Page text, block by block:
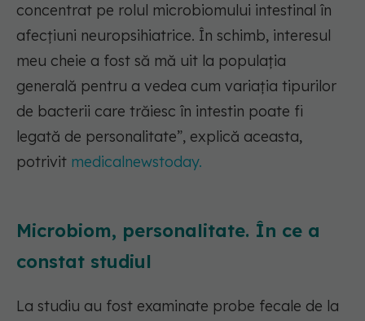
concentrat pe rolul microbiomului intestinal în
afecțiuni neuropsihiatrice. În schimb, interesul
meu cheie a fost să mă uit la populația
generală pentru a vedea cum variația tipurilor
de bacterii care trăiesc în intestin poate fi
legată de personalitate”, explică aceasta,
potrivit medicalnewstoday.
Microbiom, personalitate. În ce a
constat studiul
La studiu au fost examinate probe fecale de la